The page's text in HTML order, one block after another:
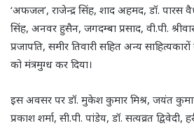
‘अफजल’, राजेन्द्र सिंह, शाद अहमद, डॉ.
सिंह, अनवर हुसैन, जगदम्बा प्रसाद, वी.पी.
प्रजापति, समीर तिवारी सहित अन्य
को मंत्रमुग्ध कर दिया।
इस अवसर पर डॉ. मुकेश कुमार मिश्र, जयंत कुमार
प्रकाश शर्मा, सी.पी. पांडेय, डॉ. सत्यव्रत